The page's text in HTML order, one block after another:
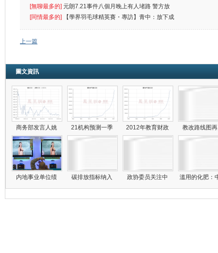
[無聊最多的] 元朗7.21事件八個月晚上有人堵路 警方放
催
[同情最多的]
【學界羽毛球精英賽・專訪】青中：放下成
敗
上一篇
圖文資訊
商务部发言人姚 21机构预测一季 2012年教育财政 教改路线图
内地事业单位绩 碳排放指标纳入 政协委员关注中 滥用的化肥：